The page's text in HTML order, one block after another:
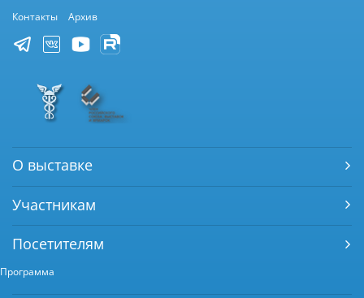
Контакты
Архив
О выставке
Участникам
Посетителям
Программа